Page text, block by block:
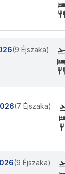
(9 Éjszaka)
(7 Éjszaka)
(9 Éjszaka)